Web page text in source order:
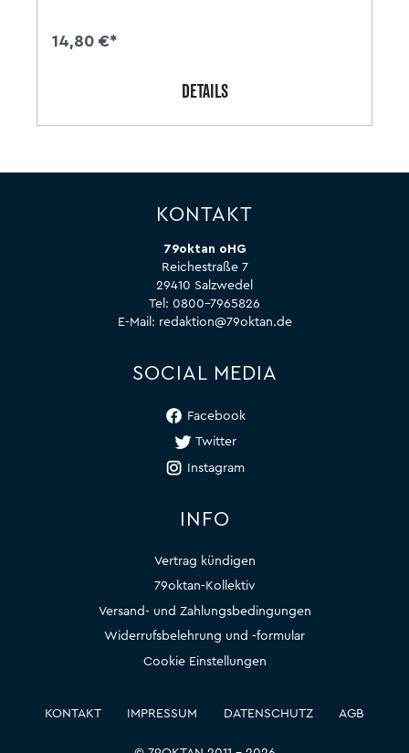
14,80 €*
DETAILS
KONTAKT
79oktan oHG
Reichestraße 7
29410 Salzwedel
Tel: 0800-7965826
E-Mail: redaktion@79oktan.de
SOCIAL MEDIA
Facebook
Twitter
Instagram
INFO
Vertrag kündigen
79oktan-Kollektiv
Versand- und Zahlungsbedingungen
Widerrufsbelehrung und -formular
Cookie Einstellungen
KONTAKT IMPRESSUM DATENSCHUTZ AGB